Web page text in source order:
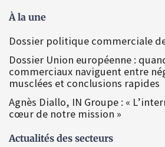
À la une
Dossier politique commerciale
Dossier Union européenne :
commerciaux naviguent entre
musclées et conclusions rapides
Agnès Diallo, IN Groupe : «
cœur de notre mission »
Actualités des secteurs